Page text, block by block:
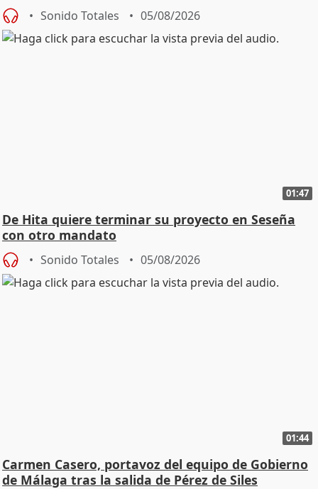
Sonido Totales 05/08/2026
01:47
De Hita quiere terminar su proyecto en Seseña
con otro mandato
Sonido Totales 05/08/2026
01:44
Carmen Casero, portavoz del equipo de Gobierno
de Málaga tras la salida de Pérez de Siles